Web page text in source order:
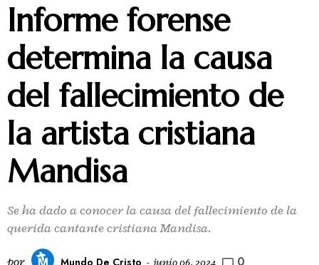
Informe forense
determina la causa
del fallecimiento de
la artista cristiana
Mandisa
Se ha dado a conocer la causa del fallecimiento de la
querida cantante cristiana Mandisa.
por Mundo De Cristo